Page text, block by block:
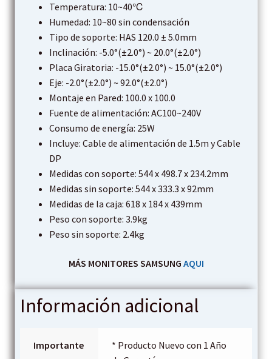
Temperatura: 10~40℃
Humedad: 10~80 sin condensación
Tipo de soporte: HAS 120.0 ± 5.0mm
Inclinación: -5.0°(±2.0°) ~ 20.0°(±2.0°)
Placa Giratoria: -15.0°(±2.0°) ~ 15.0°(±2.0°)
Eje: -2.0°(±2.0°) ~ 92.0°(±2.0°)
Montaje en Pared: 100.0 x 100.0
Fuente de alimentación: AC100~240V
Consumo de energía: 25W
Incluye: Cable de alimentación de 1.5m y Cable
DP
Medidas con soporte: 544 x 498.7 x 234.2mm
Medidas sin soporte: 544 x 333.3 x 92mm
Medidas de la caja: 618 x 184 x 439mm
Peso con soporte: 3.9kg
Peso sin soporte: 2.4kg
MÁS MONITORES SAMSUNG AQUI
Información adicional
Importante
* Producto Nuevo con 1 Año